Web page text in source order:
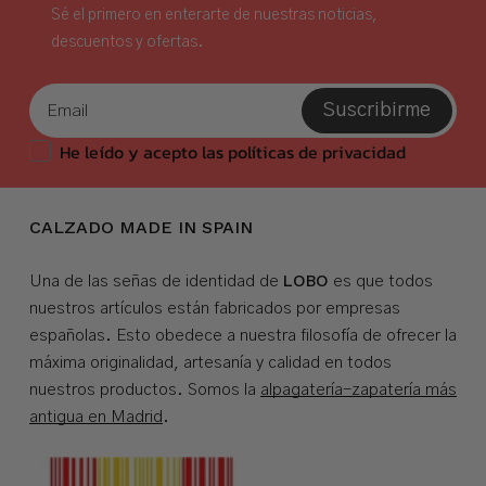
Sé el primero en enterarte de nuestras noticias,
descuentos y ofertas.
Suscribirme
He leído y acepto las políticas de privacidad
CALZADO MADE IN SPAIN
Una de las señas de identidad de LOBO es que todos
nuestros artículos están fabricados por empresas
españolas. Esto obedece a nuestra filosofía de ofrecer la
máxima originalidad, artesanía y calidad en todos
nuestros productos. Somos la alpagatería-zapatería más
antigua en Madrid .